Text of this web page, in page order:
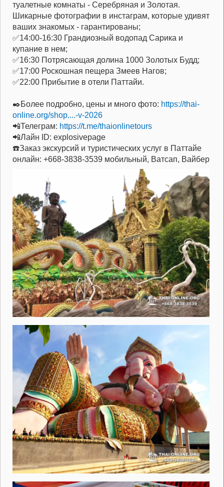
туалетные комнаты - Серебряная и Золотая.
Шикарные фотографии в инстаграм, которые удивят
ваших знакомых - гарантированы;
✅14:00-16:30 Грандиозный водопад Сарика и
купание в нем;
✅16:30 Потрясающая долина 1000 Золотых Будд;
✅17:00 Роскошная пещера Змеев Нагов;
✅22:00 Прибытие в отели Паттайи.
✒️Более подробно, цены и много фото: https://thai-
online.org/shop....-v-2026
📲Телеграм: https://t.me/thaionlinetours
📲Лайн ID: explosivepage
☎️Заказ экскурсий и туристических услуг в Паттайе
онлайн: +668-3838-3539 мобильный, Ватсап, Вайбер